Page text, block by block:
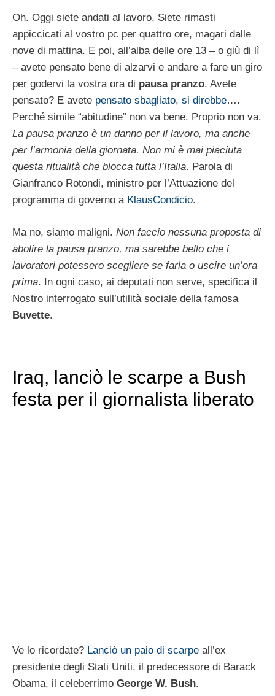
Oh. Oggi siete andati al lavoro. Siete rimasti
appiccicati al vostro pc per quattro ore, magari dalle
nove di mattina. E poi, all’alba delle ore 13 – o giù di lì
– avete pensato bene di alzarvi e andare a fare un giro
per godervi la vostra ora di pausa pranzo. Avete
pensato? E avete pensato sbagliato, si direbbe….
Perché simile “abitudine” non va bene. Proprio non va.
La pausa pranzo è un danno per il lavoro, ma anche
per l’armonia della giornata. Non mi è mai piaciuta
questa ritualità che blocca tutta l’Italia. Parola di
Gianfranco Rotondi, ministro per l’Attuazione del
programma di governo a KlausCondicio.
Ma no, siamo maligni. Non faccio nessuna proposta di
abolire la pausa pranzo, ma sarebbe bello che i
lavoratori potessero scegliere se farla o uscire un’ora
prima. In ogni caso, ai deputati non serve, specifica il
Nostro interrogato sull’utilità sociale della famosa
Buvette.
Iraq, lanciò le scarpe a Bush
festa per il giornalista liberato
Ve lo ricordate? Lanciò un paio di scarpe all’ex
presidente degli Stati Uniti, il predecessore di Barack
Obama, il celeberrimo George W. Bush.